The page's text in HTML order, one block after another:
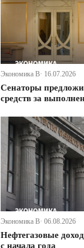
Экономика В· 16.07.2026
Сенаторы
средств за
Экономика В· 06.08.2026
Нефтегазовые
с начала года